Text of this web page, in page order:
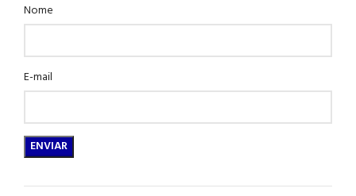
Nome
E-mail